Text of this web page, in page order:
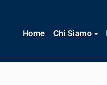
Home Chi Siamo